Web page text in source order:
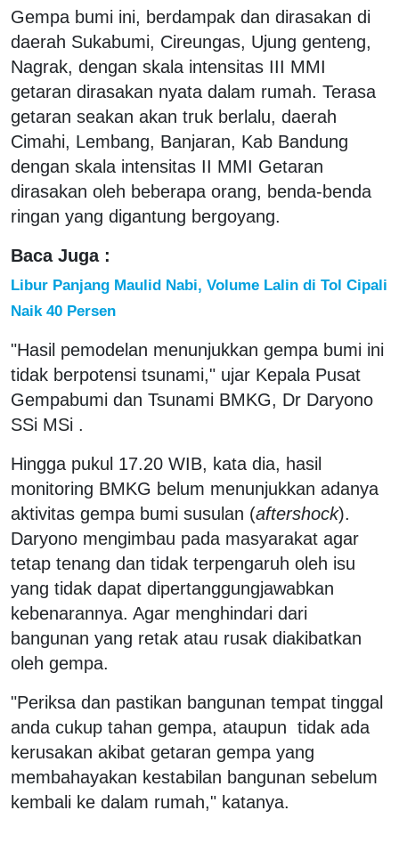
Gempa bumi ini, berdampak dan dirasakan di
daerah Sukabumi, Cireungas, Ujung genteng,
Nagrak, dengan skala intensitas III MMI
getaran dirasakan nyata dalam rumah. Terasa
getaran seakan akan truk berlalu, daerah
Cimahi, Lembang, Banjaran, Kab Bandung
dengan skala intensitas II MMI Getaran
dirasakan oleh beberapa orang, benda-benda
ringan yang digantung bergoyang.
Baca Juga :
Libur Panjang Maulid Nabi, Volume Lalin di Tol Cipali
Naik 40 Persen
"Hasil pemodelan menunjukkan gempa bumi ini
tidak berpotensi tsunami," ujar Kepala Pusat
Gempabumi dan Tsunami BMKG, Dr Daryono
SSi MSi .
Hingga pukul 17.20 WIB, kata dia, hasil
monitoring BMKG belum menunjukkan adanya
aktivitas gempa bumi susulan (aftershock).
Daryono mengimbau pada masyarakat agar
tetap tenang dan tidak terpengaruh oleh isu
yang tidak dapat dipertanggungjawabkan
kebenarannya. Agar menghindari dari
bangunan yang retak atau rusak diakibatkan
oleh gempa.
"Periksa dan pastikan bangunan tempat tinggal
anda cukup tahan gempa, ataupun tidak ada
kerusakan akibat getaran gempa yang
membahayakan kestabilan bangunan sebelum
kembali ke dalam rumah," katanya.